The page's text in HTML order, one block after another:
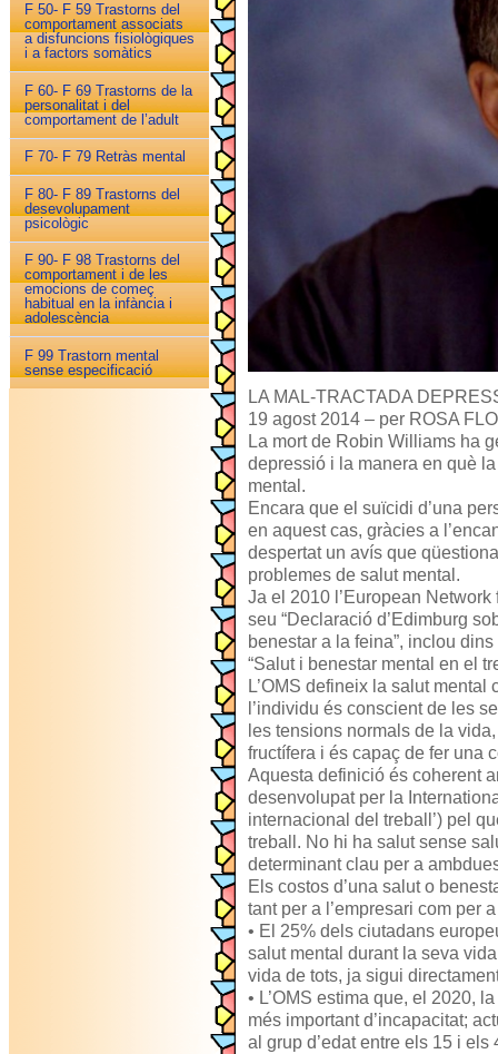
F 50- F 59 Trastorns del
comportament associats
a disfuncions fisiològiques
i a factors somàtics
F 60- F 69 Trastorns de la
personalitat i del
comportament de l’adult
F 70- F 79 Retràs mental
F 80- F 89 Trastorns del
desevolupament
psicològic
F 90- F 98 Trastorns del
comportament i de les
emocions de começ
habitual en la infància i
adolescència
F 99 Trastorn mental
sense especificació
LA MAL-TRACTADA
19 agost 2014 – per ROSA
La mort de Robin Williams ha
depressió i la manera en què
mental.
Encara que el suïcidi d’una
en aquest cas, gràcies a
despertat un avís que
problemes de salut mental.
Ja el 2010 l’European
seu “Declaració d’Edimburg
benestar a la feina”, inclou
“Salut i benestar mental en el
L’OMS defineix la salut
l’individu és conscient de les
les tensions normals de la
fructífera i és capaç de fer una
Aquesta definició és coherent
desenvolupat per la
internacional del treball’) pel
treball. No hi ha salut sense
determinant clau per a
Els costos d’una salut o
tant per a l’empresari com per
• El 25% dels ciutadans
salut mental durant la seva
vida de tots, ja sigui
• L’OMS estima que, el 2020,
més important d’incapacitat;
al grup d’edat entre els 15 i els